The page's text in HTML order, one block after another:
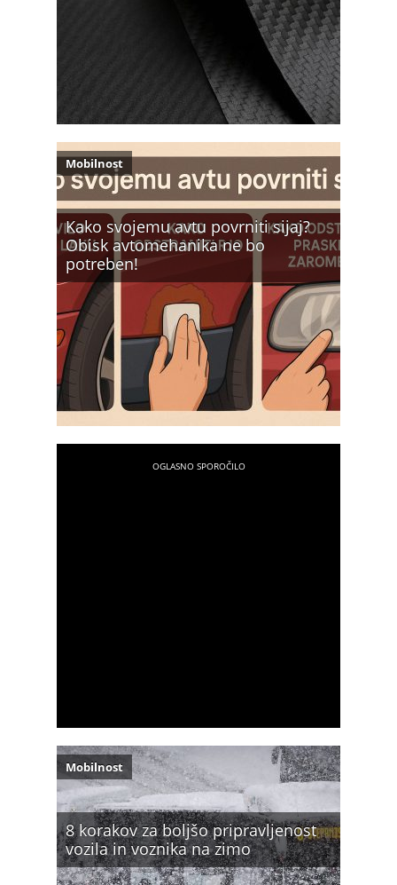
Kako svojemu avtu povrniti sijaj?
Obisk avtomehanika ne bo
potreben!
Mobilnost
8 korakov za boljšo pripravljenost
vozila in voznika na zimo
Mobilnost